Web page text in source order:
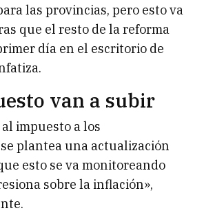
las provincias, pero esto va
que el resto de la reforma
día en el escritorio de
van a subir
impuesto a los
plantea una actualización
esto se va monitoreando
sobre la inflación»,